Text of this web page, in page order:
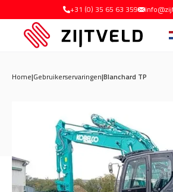
+31 (0) 35 65 63 359
Home|Gebruikerservaringen|Blanchard TP